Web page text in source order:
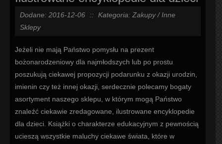
Dodane: 2016-12-06 ::
Kategoria: Zakupy / Inne
Sklepy
Jeżeli nie mają Państwo pomysłu na prezent
bożonarodzeniowy dla najmłodszych lub po prostu
poszukują ciekawej propozycji podarunku z okazji urodzin,
imienin czy też innej okazji, serdecznie polecamy bogaty
asortyment naszego sklepu, w którym mogą Państwo
znaleźć ciekawie zredagowane, ilustrowane encyklopedie
dla dzieci. Książki o charakterze edukacyjnym z pewnością
ucieszą wszystkie maluchy ciekawe świata, które w